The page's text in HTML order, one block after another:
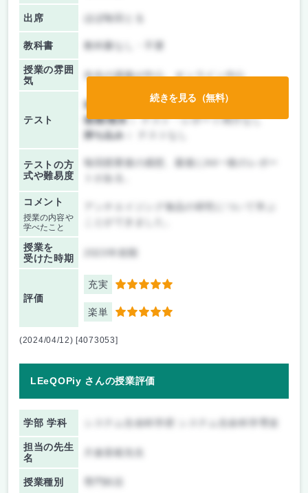
出席 ほぼ毎回とる
教科書 教科書なし・不要
授業の雰囲
気
先生の講義が中心、オンライン中心
テスト
前期/中間：
レポートのみ
後期/期末：テスト・レポート両方なし
持ち込み：
テストの方
式や難易度
毎回授業後の感想、最後にA4一枚のレポー
トがある。
コメント
授業の内容や
学べたこと
アンチエイジング食品の研究について学ぶ
授業を
受けた時期
評価
充実 5
楽単 5
続きを見る（無料）
(2024/04/12) [4073053]
LEeQOPiy さんの授業評価
学部 学科 システム生命科学府 システム生命科学専攻
担当の先生
名
片倉喜範先生
授業種別